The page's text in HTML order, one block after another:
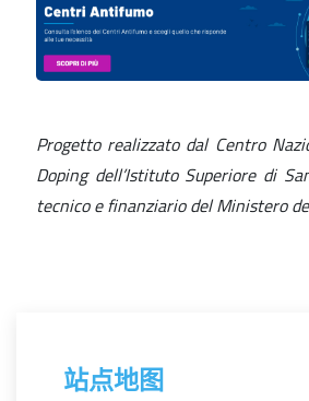
Progetto realizzato dal Centro
Doping dell’Istituto Superiore di
tecnico e finanziario del Ministero
站点地图